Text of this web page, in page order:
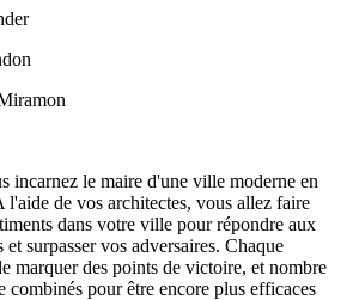
incarnez le maire d'une ville moderne en
l'aide de vos architectes, vous allez faire
dans votre ville pour répondre aux
surpasser vos adversaires. Chaque
marquer des points de victoire, et nombre
combinés pour être encore plus efficaces